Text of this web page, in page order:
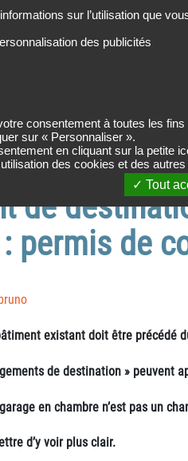
Changement de
de
permis de
existant doit être précédé
de destination » peuvent
en chambre n’est pas un
d’y voir plus clair.
sur l’utilisation que
des publicités
consentement à toutes les
sur « Personnaliser ».
en cliquant sur la petite
des cookies et des
Tout